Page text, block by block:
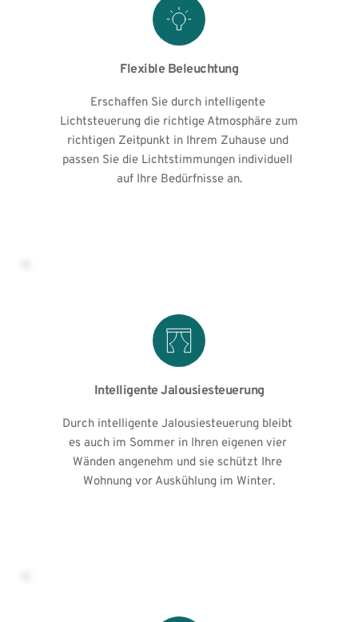
Flexible Beleuchtung
Erschaffen Sie durch intelligente
Lichtsteuerung die richtige Atmosphäre zum
richtigen Zeitpunkt in Ihrem Zuhause und
passen Sie die Lichtstimmungen individuell
auf Ihre Bedürfnisse an.
Intelligente Jalousiesteuerung
Durch intelligente Jalousiesteuerung bleibt
es auch im Sommer in Ihren eigenen vier
Wänden angenehm und sie schützt Ihre
Wohnung vor Auskühlung im Winter.